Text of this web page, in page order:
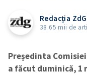
Redacția ZdG
38.65 mii de
Președinta
a făcut duminică, 1